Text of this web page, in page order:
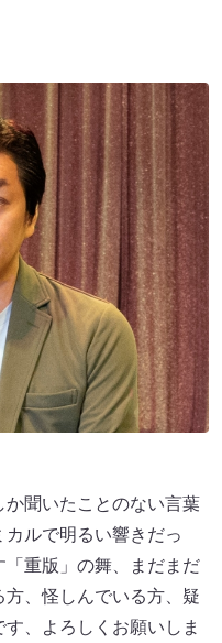
か聞いたことのない言葉
ルで明るい響きだっ
重版」の舞、まだまだ
、怪しんでいる方、疑
、よろしくお願いしま